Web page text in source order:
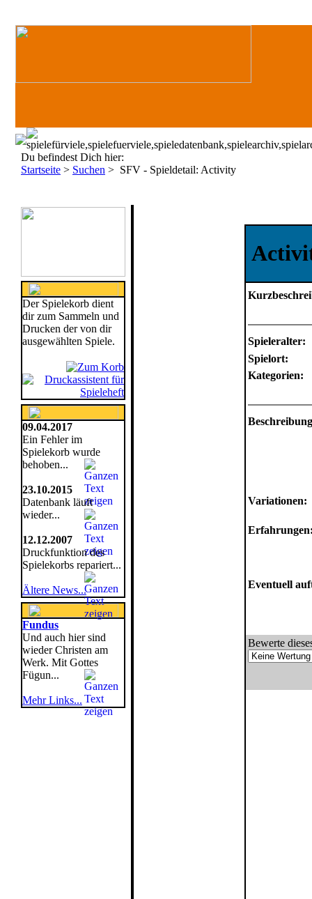
Du befindest Dich hier:
Startseite > Suchen > SFV - Spieldetail: Activity
Der Spielekorb dient
dir zum Sammeln und
Drucken der von dir
ausgewählten Spiele.
09.04.2017
Ein Fehler im
Spielekorb wurde
behoben...
23.10.2015
Datenbank läuft
wieder...
12.12.2007
Druckfunktion des
Spielekorbs repariert...
Ältere News...
Fundus
Und auch hier sind
wieder Christen am
Werk. Mit Gottes
Fügun...
Mehr Links...
Spieleralter:
Spielort:
Kategorien:
Variationen:
Eventuell
Bewerte